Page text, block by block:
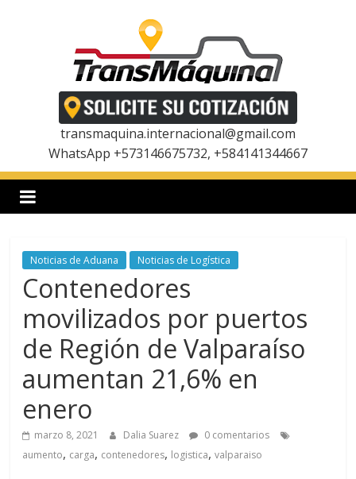
a
s
m
a
q
u
transmaquina.internacional@gmail.com
WhatsApp +573146675732, +584141344667
Noticias de Aduana Noticias de Logística
Contenedores
movilizados por puertos
de Región de Valparaíso
aumentan 21,6% en
enero
marzo 8, 2021 Dalia Suarez
0 comentarios
aumento, carga, contenedores, logistica,valparaiso